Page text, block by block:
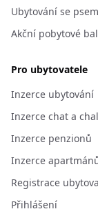
Ubytování se psem
Akční pobytové
Pro ubytovatele
Inzerce ubytování
Inzerce chat a
Inzerce penzionů
Inzerce
Registrace
Přihlášení